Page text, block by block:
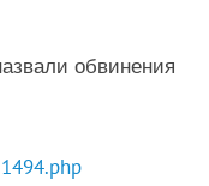
обвинения